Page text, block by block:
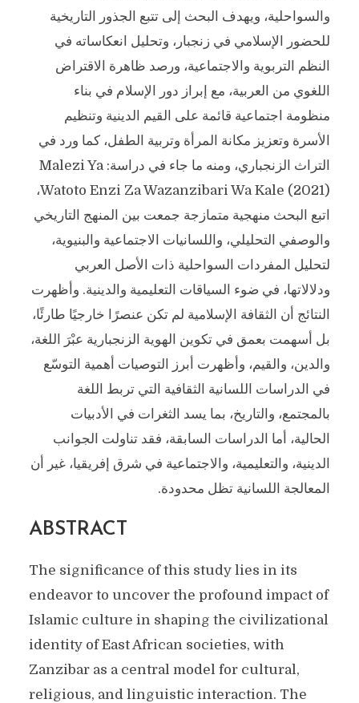
والسواحلية، ويهدف البحث إلى تتبع الجذور التاريخية
للحضور الإسلامي في زنجبار، وتحليل انعكاساته في
النظم التربوية والاجتماعية، ورصد ظاهرة الاقتراض
اللغوي من العربية، مع إبراز دور الإسلام في بناء
منظومة اجتماعية قائمة على القيم الدينية وتنظيم
الأسرة وتعزيز مكانة المرأة وتربية الطفل، كما ورد في
التراث الزنجباري، ومنه ما جاء في دراسة: Malezi Ya
Watoto Enzi Za Wazanzibari Wa Kale (2021)،
اتبع البحث منهجية متمازجة جمعت بين المنهج التاريخي
والوصفي التحليلي، واللسانيات الاجتماعية والبنيوية،
لتحليل المفردات السواحلية ذات الأصل العربي
ودلالاتها، في ضوء السياقات التعليمية والدينية. وأظهرت
النتائج أن الثقافة الإسلامية لم تكن عنصرًا خارجيًا طارئًا،
بل أسهمت بعمق في تكوين الهوية الزنجبارية عبْرَ اللغة،
والدين، والقيم، وأظهرت أبرز التوصيات أهمية التوسّع
في الدراسات اللسانية الثقافية التي تربط اللغة
بالمجتمع، والتاريخ، بما يسد الثغرات في الأدبيات
الحالية، أما الدراسات السابقة، فقد تناولت الجوانب
الدينية، والتعليمية، والاجتماعية في شرق إفريقيا، غير أن
المعالجة اللسانية تظل محدودة.
ABSTRACT
The significance of this study lies in its
endeavor to uncover the profound impact of
Islamic culture in shaping the civilizational
identity of East African societies, with
Zanzibar as a central model for cultural,
religious, and linguistic interaction. The